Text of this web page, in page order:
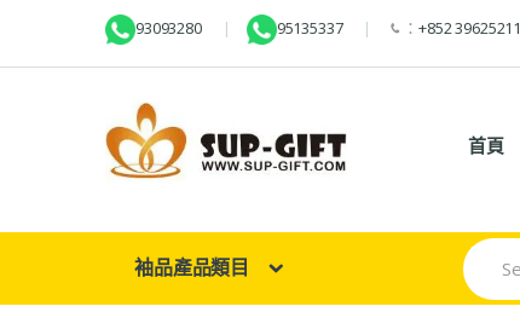
93093280 95135337 ：+852 39625211
首頁
袖品產品類目
Search
for: